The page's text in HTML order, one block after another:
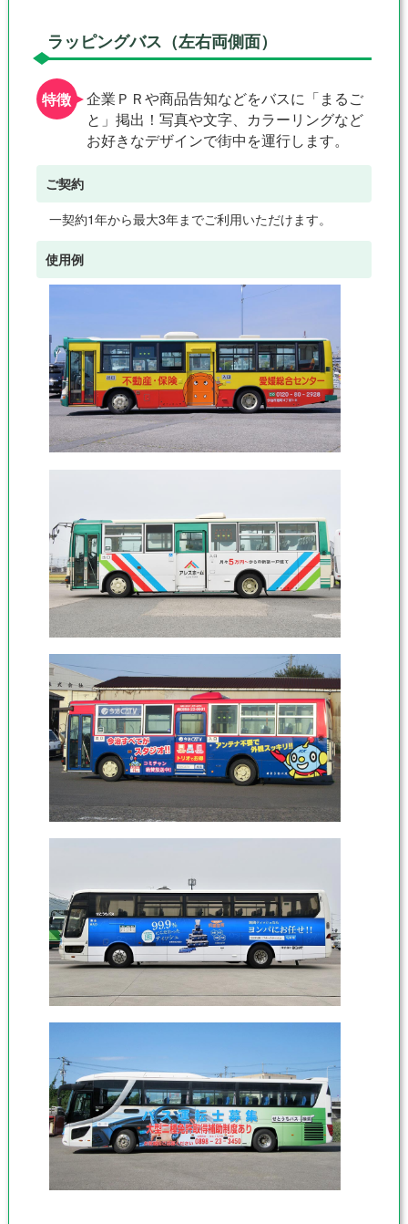
ラッピングバス（左右両側面）
企業ＰＲや商品告知などをバスに「まるご
と」掲出！写真や文字、カラーリングなど
お好きなデザインで街中を運行します。
ご契約
一契約1年から最大3年までご利用いただけます。
使用例